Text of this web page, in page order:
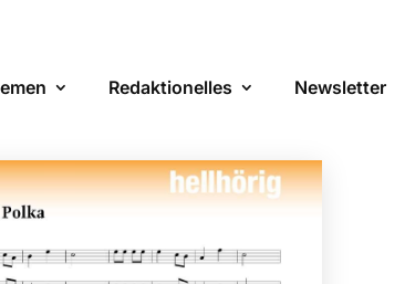
Redaktionelles Newsletter